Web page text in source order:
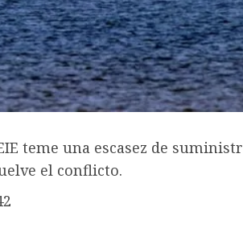
teme una escasez de
el conflicto.